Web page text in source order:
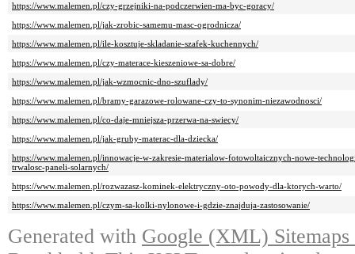
https://www.malemen.pl/czy-grzejniki-na-podczerwien-ma-byc-goracy/
https://www.malemen.pl/jak-zrobic-samemu-masc-ogrodnicza/
https://www.malemen.pl/ile-kosztuje-skladanie-szafek-kuchennych/
https://www.malemen.pl/czy-materace-kieszeniowe-sa-dobre/
https://www.malemen.pl/jak-wzmocnic-dno-szuflady/
https://www.malemen.pl/bramy-garazowe-rolowane-czy-to-synonim-niezawodnosci/
https://www.malemen.pl/co-daje-mniejsza-przerwa-na-swiecy/
https://www.malemen.pl/jak-gruby-materac-dla-dziecka/
https://www.malemen.pl/innowacje-w-zakresie-materialow-fotowoltaicznych-nowe-
trwalosc-paneli-solarnych/
https://www.malemen.pl/rozwazasz-kominek-elektryczny-oto-powody-dla-ktorych-warto/
https://www.malemen.pl/czym-sa-kolki-nylonowe-i-gdzie-znajduja-zastosowanie/
Generated with Google (XML)